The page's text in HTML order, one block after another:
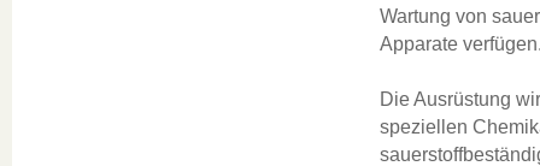
Wartung von
Apparate
Die Ausrüstung
speziellen